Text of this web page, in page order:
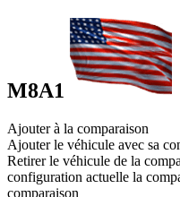
M8A1
Ajouter à la comparaison
Ajouter le véhicule avec sa
Retirer le véhicule de la
configuration actuelle la
comparaison